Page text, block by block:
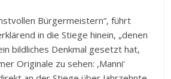
Bürgermeistern“, führt
in die Stiege hinein, „denen
bildliches Denkmal gesetzt hat,
Originale zu sehen: ,Manni‘